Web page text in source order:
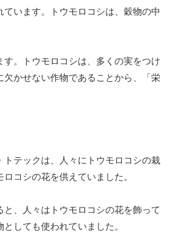
います。トウモロコシは、穀物の中
。トウモロコシは、多くの実をつけ
かせない作物であることから、「栄
テックは、人々にトウモロコシの栽
コシの花を供えていました。
、人々はトウモロコシの花を飾って
しても使われていました。